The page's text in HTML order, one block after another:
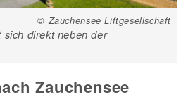
© Zauchensee Liftgesellschaft
direkt neben der
Zauchensee